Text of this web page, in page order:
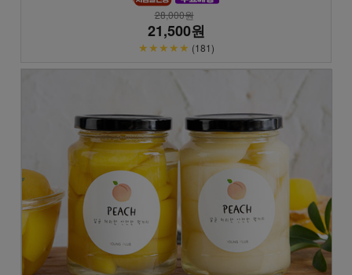
28,000원
21,500원
★★★★★ (181)